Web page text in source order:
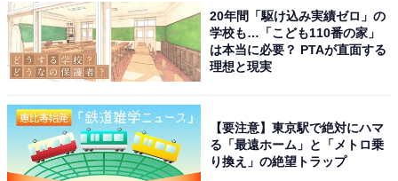
Amazonのセール商品から売れ筋ランキングまで、毎日のお買いも
のがもっと楽しく、もっとお得になる情報をお届け。編集部員によ
る独自レビューなど、ここでしか手に入らない情報も満載です。
...続きを読む
こちらもおすすめ
20年間「駆け込み実績ゼロ」の
学校も…「こども110番の家」
は本当に必要？ PTAが直面する
理想と現実
【要注意】東京駅で絶対にハマ
る「最遠ホーム」と「メトロ乗
り換え」の絶望トラップ